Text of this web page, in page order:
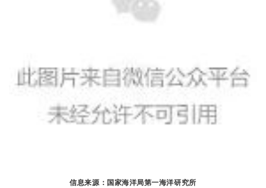
信息来源：国家海洋局第一海洋研究所